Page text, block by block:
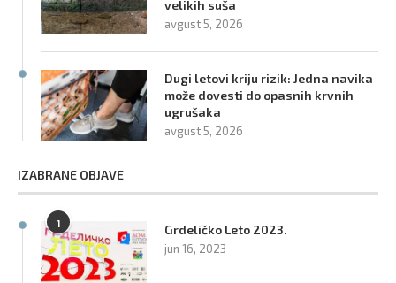
velikih suša
avgust 5, 2026
Dugi letovi kriju rizik: Jedna navika
može dovesti do opasnih krvnih
ugrušaka
avgust 5, 2026
IZABRANE OBJAVE
1 Grdeličko Leto 2023.
jun 16, 2023